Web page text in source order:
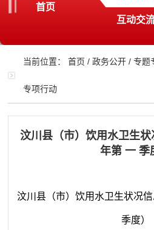
首页
互动交
当前位置：首页 /政务公开 /专题
专项行动
汶川县（市）饮用水卫生
年第 一 季
汶川县（市）饮用水卫生状况
季度）